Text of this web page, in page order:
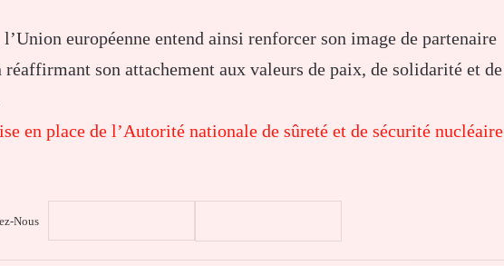
Union européenne entend ainsi renforcer son image de partenaire
son attachement aux valeurs de paix, de solidarité et de
en place de l’Autorité nationale de sûreté et de sécurité nucléaire
Nous